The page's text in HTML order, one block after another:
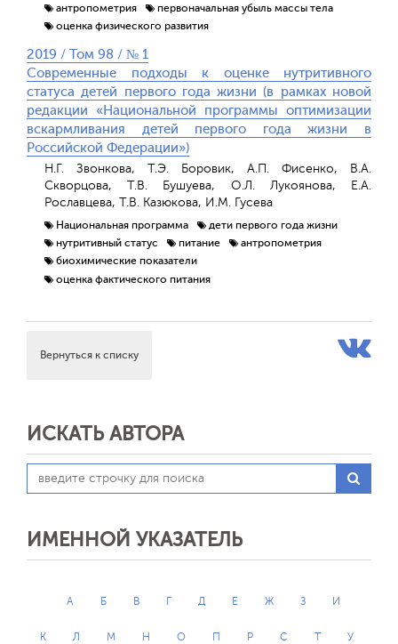
антропометрия
первоначальная убыль массы тела
оценка физического развития
2019 / Том 98 / № 1
Современные подходы к оценке нутритивного
статуса детей первого года жизни (в рамках новой
редакции «Национальной программы оптимизации
вскармливания детей первого года жизни в
Российской Федерации»)
Н.Г. Звонкова, Т.Э. Боровик, А.П. Фисенко, В.А.
Скворцова, Т.В. Бушуева, О.Л. Лукоянова, Е.А.
Рославцева, Т.В. Казюкова, И.М. Гусева
Национальная программа
дети первого года жизни
нутритивный статус
питание
антропометрия
биохимические показатели
оценка фактического питания
Вернуться к списку
ИСКАТЬ АВТОРА
ИМЕННОЙ УКАЗАТЕЛЬ
А Б В Г Д Е Ж З И
К Л М Н О П Р С Т У